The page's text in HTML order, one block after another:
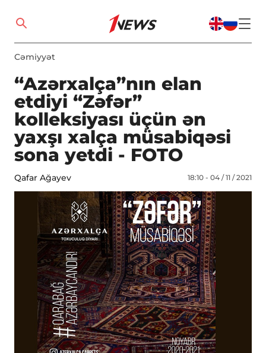
Cəmiyyət
“Azərxalça”nın elan
etdiyi “Zəfər”
kolleksiyası üçün ən
yaxşı xalça müsabiqəsi
sona yetdi - FOTO
Qafar Ağayev 18:10 - 04 / 11 / 2021